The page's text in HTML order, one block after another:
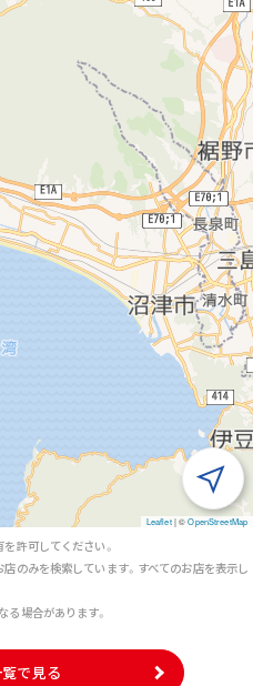
Leaflet |©OpenStreetMap
許可してください。
のみを検索しています。すべてのお店を表示し
場合があります。
で見る